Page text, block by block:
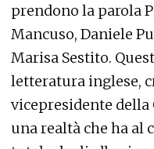
prendono la parola
Mancuso, Daniele
Marisa Sestito.
letteratura inglese,
vicepresidente della
una realtà che ha al